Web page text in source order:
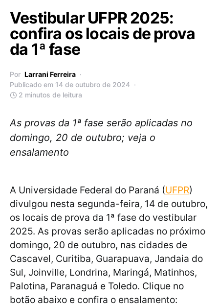
Vestibular UFPR 2025:
confira os locais de prova
da 1ª fase
Por Larrani Ferreira
Publicado em 14 de outubro de 2024
2 minutos de leitura
As provas da 1ª fase serão aplicadas no
domingo, 20 de outubro; veja o
ensalamento
A Universidade Federal do Paraná (UFPR)
divulgou nesta segunda-feira, 14 de outubro,
os locais de prova da 1ª fase do vestibular
2025. As provas serão aplicadas no próximo
domingo, 20 de outubro, nas cidades de
Cascavel, Curitiba, Guarapuava, Jandaia do
Sul, Joinville, Londrina, Maringá, Matinhos,
Palotina, Paranaguá e Toledo. Clique no
botão abaixo e confira o ensalamento: